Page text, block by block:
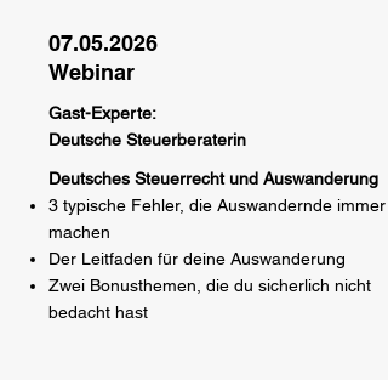
07.05.2026
Webinar
Gast-Experte:
Deutsche Steuerberaterin
Deutsches Steuerrecht und Auswanderung
3 typische Fehler, die Auswandernde immer
machen
Der Leitfaden für deine Auswanderung
Zwei Bonusthemen, die du sicherlich nicht
bedacht hast